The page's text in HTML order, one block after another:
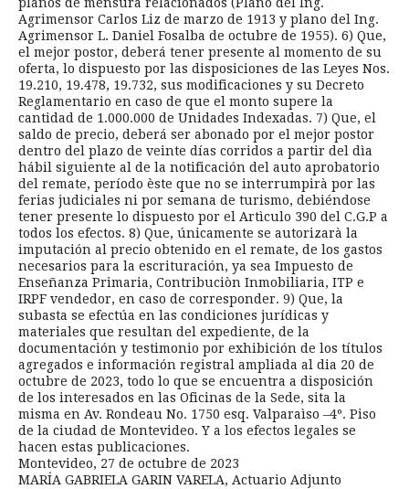
planos de mensura relacionados (Plano del Ing.
Agrimensor Carlos Liz de marzo de 1913 y plano del Ing.
Agrimensor L. Daniel Fosalba de octubre de 1955). 6) Que,
el mejor postor, deberá tener presente al momento de su
oferta, lo dispuesto por las disposiciones de las Leyes Nos.
19.210, 19.478, 19.732, sus modificaciones y su Decreto
Reglamentario en caso de que el monto supere la
cantidad de 1.000.000 de Unidades Indexadas. 7) Que, el
saldo de precio, deberá ser abonado por el mejor postor
dentro del plazo de veinte días corridos a partir del dìa
hábil siguiente al de la notificación del auto aprobatorio
del remate, período èste que no se interrumpirà por las
ferias judiciales ni por semana de turismo, debiéndose
tener presente lo dispuesto por el Artìculo 390 del C.G.P a
todos los efectos. 8) Que, únicamente se autorizarà la
imputación al precio obtenido en el remate, de los gastos
necesarios para la escrituración, ya sea Impuesto de
Enseñanza Primaria, Contribuciòn Inmobiliaria, ITP e
IRPF vendedor, en caso de corresponder. 9) Que, la
subasta se efectúa en las condiciones jurídicas y
materiales que resultan del expediente, de la
documentación y testimonio por exhibición de los títulos
agregados e información registral ampliada al dia 20 de
octubre de 2023, todo lo que se encuentra a disposición
de los interesados en las Oficinas de la Sede, sita la
misma en Av. Rondeau No. 1750 esq. Valparaìso –4º. Piso
de la ciudad de Montevideo. Y a los efectos legales se
hacen estas publicaciones.
Montevideo, 27 de octubre de 2023
MARÍA GABRIELA GARIN VARELA, Actuario Adjunto